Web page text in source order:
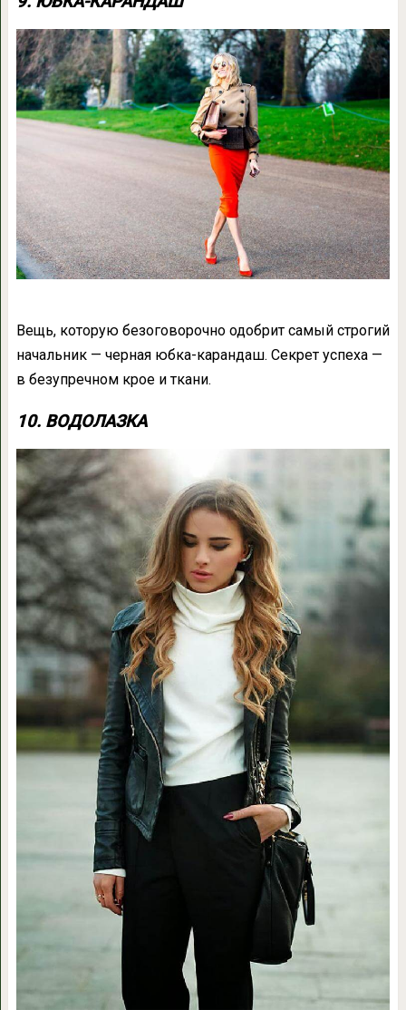
Вещь, которую безоговорочно одобрит самый строгий
начальник — черная юбка-карандаш. Секрет успеха —
в безупречном крое и ткани.
10. ВОДОЛАЗКА